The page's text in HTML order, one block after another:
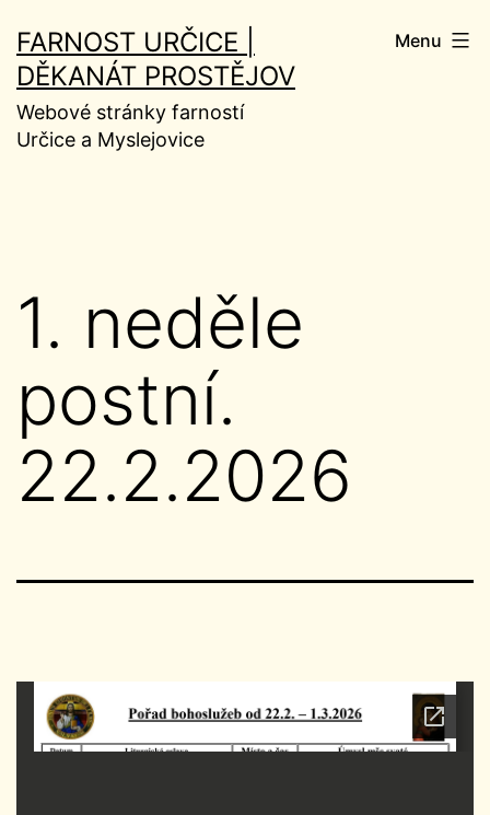
obsahu
FARNOST URČICE |
DĚKANÁT PROSTĚJOV
Webové stránky farností
Určice a Myslejovice
Menu
1. neděle
postní.
22.2.2026